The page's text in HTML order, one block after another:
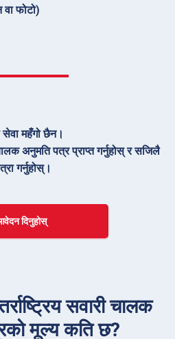
वा फोटो)
सेवा महँगो छैन।
अनुमति पत्र प्राप्त गर्नुहोस् र सजिलै
गर्नुहोस्।
दिनुहोस्
सवारी चालक
मूल्य कति छ?